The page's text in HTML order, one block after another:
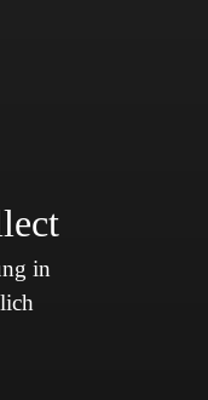
in